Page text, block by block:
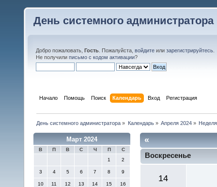
День системного администратора
Добро пожаловать, Гость . Пожалуйста, войдите или зарегистрируйтесь
Не получили письмо с кодом активации?
Начало Помощь Поиск Календарь Вход Регистрация
День системного администратора » Календарь» Апреля 2024»
Март 2024
В П В С Ч П
С
1
2
3 4 5 6 7 8 9
10 11 12 13 14 15 16
«
Воскресенье
14